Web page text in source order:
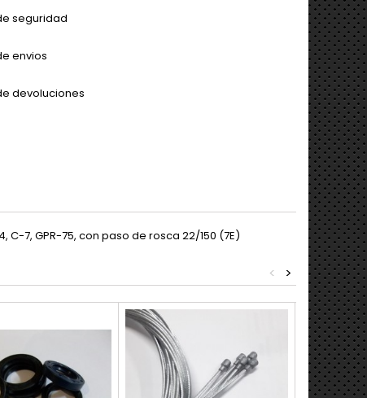
seguridad
envios
devoluciones
7, GPR-75, con paso de rosca 22/150 (7E)
>
<